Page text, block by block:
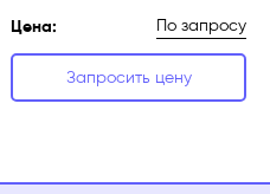
Цена:
По запросу
Запросить цену